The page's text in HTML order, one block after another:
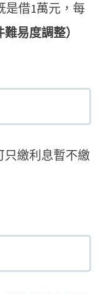
是借1萬元，每
難易度調整）
只繳利息暫不繳